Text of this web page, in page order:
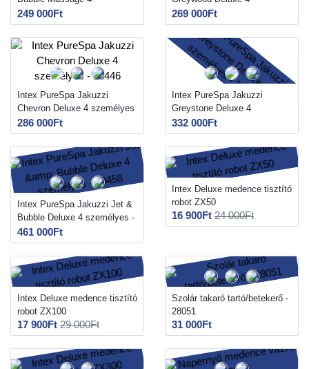
személyes - 28426
249 000Ft
személyes - 28440
269 000Ft
Chevron Deluxe 4 személyes
- 28446
286 000Ft
Greystone Deluxe 4
személyes - 28450
332 000Ft
Bubble Deluxe 4 személyes -
28458
461 000Ft
robot ZX50
16 900Ft 24 000Ft
robot ZX100
17 900Ft 29 000Ft
Szolár takaró tartó/betekerő -
28051
31 000Ft